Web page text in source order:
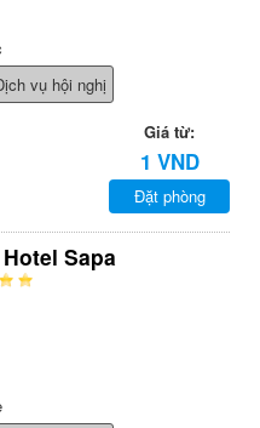
vụ hội nghị
Giá từ:
1 VND
Đặt phòng
Sapa